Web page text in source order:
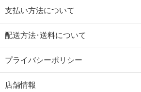
支払い方法について
配送方法･送料について
プライバシーポリシー
店舗情報